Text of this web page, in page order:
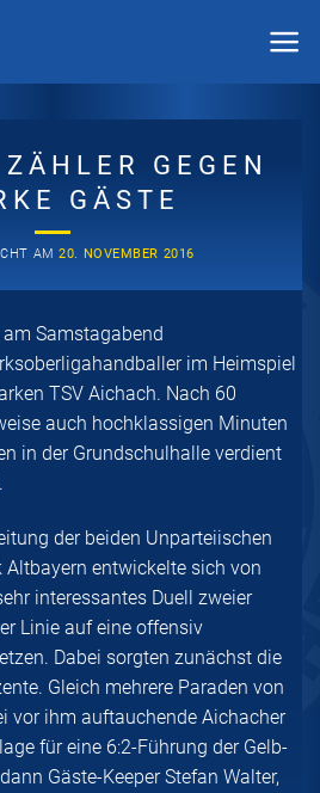
GEGEN
GÄSTE
AM20. NOVEMBER 2016
Samstagabend
im Heimspiel
TSV Aichach. Nach 60
auch hochklassigen Minuten
in der Grundschulhalle verdient
der beiden Unparteiischen
entwickelte sich von
interessantes Duell zweier
Linie auf eine offensiv
Dabei sorgten zunächst die
Gleich mehrere Paraden von
vor ihm auftauchende Aichacher
für eine 6:2-Führung der Gelb-
Gäste-Keeper Stefan Walter,